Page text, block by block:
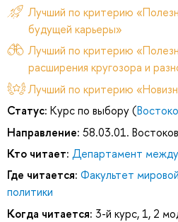
Лучший по критерию
будущей карьеры»
Лучший по критерию
расширения кругозора и
Лучший по критерию
Статус: Курс по выбору (
Направление: 58.03.01.
Кто читает: Департамент
Где читается: Факультет
политики
Когда читается: 3-й курс, 1, 2